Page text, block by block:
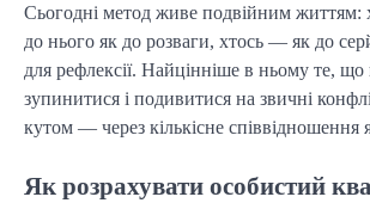
Сьогодні метод живе подвійним життям:
до нього як до розваги, хтось — як до
для рефлексії. Найцінніше в ньому те,
зупинитися і подивитися на звичні
кутом — через кількісне співвідношення
Як розрахувати особистий